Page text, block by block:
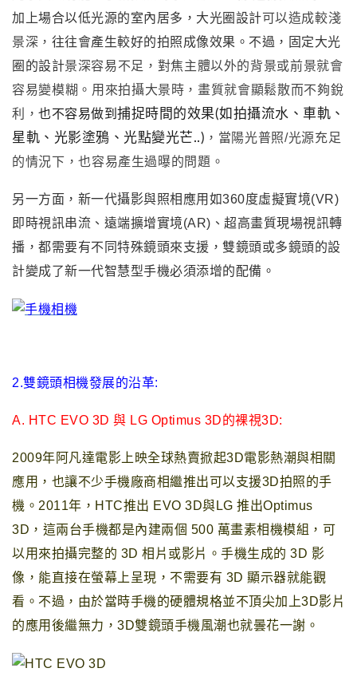
加上場合以低光源的室內居多，大光圈設計可以造成較淺
景深， 往往會產生較好的拍照成像效果 。不過 ，固定大光
圈的設計景深容易不足， 對焦主體以外的背景或前景就會
容易變模糊 。 用來拍攝大景時，畫質就會顯鬆散而不夠銳
利，也不容易做到捕捉時間的效果(如拍攝流水、車軌、
星軌、光影塗鴉、光點變光芒..) ， 當 陽光普照/光源充足
的情況下，也容易產生過曝的問題 。
另一方面，新一代攝影與照相應用如360度虛擬實境(VR)
即時視訊串流、遠端擴增實境(AR)、超高畫質現場視訊轉
播，都需要有不同特殊鏡頭來支援，雙鏡頭或多鏡頭的設
計變成了新一代智慧型手機必須添增的配備。
2.雙鏡頭相機發展的沿革:
A. HTC EVO 3D 與 LG Optimus 3D的裸視3D:
2009年阿凡達電影上映全球熱賣掀起3D電影熱潮與相關
應用，也讓不少手機廠商相繼推出可以支援3D拍照的手
機。 2011年 ， HTC推出 EVO 3D與LG 推出Optimus
3D ，這兩台手機都是內建兩個 500 萬畫素相機模組，可
以用來拍攝完整的 3D 相片或影片。手機生成的 3D 影
像，能直接在螢幕上呈現，不需要有 3D 顯示器就能觀
看。不過，由於當時手機的硬體規格並不頂尖加上3D影片
的應用後繼無力，3D雙鏡頭手機風潮也就曇花一謝。